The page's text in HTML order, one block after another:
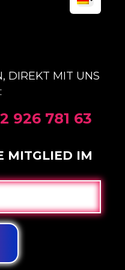
DIREKT MIT UNS
926 781 63
MITGLIED IM